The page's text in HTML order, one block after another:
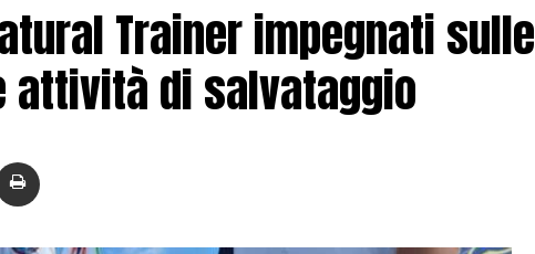
Trainer impegnati sulle
attività di salvataggio